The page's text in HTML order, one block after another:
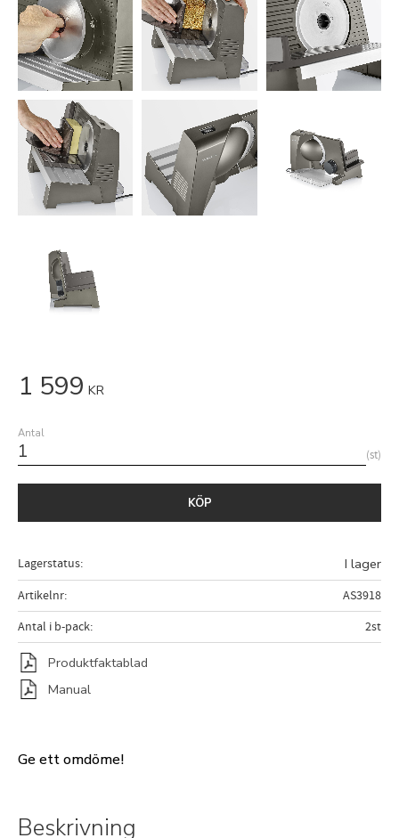
1 599 KR
Antal
st
KÖP
Lagerstatus I lager
Artikelnr
AS3918
Antal i b-pack
2st
Produktfaktablad
Manual
Ge ett omdöme!
Beskrivning